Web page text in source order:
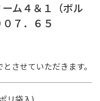
ーム４＆１（ボル
７．６５
させていただきます。